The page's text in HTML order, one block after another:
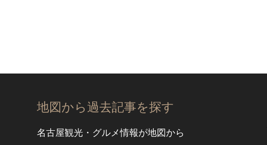
地図から過去記事を探す
名古屋観光・グルメ情報が地図から